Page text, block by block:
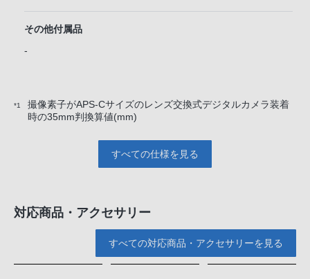
その他付属品
-
*1
撮像素子がAPS-Cサイズのレンズ交換式デジタルカメラ装着
時の35mm判換算値(mm)
すべての仕様を見る
対応商品・アクセサリー
すべての対応商品・アクセサリーを見る